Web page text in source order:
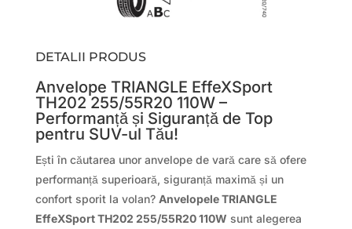
DETALII PRODUS
Anvelope TRIANGLE EffeXSport
TH202 255/55R20 110W –
Performanță și Siguranță de Top
pentru SUV-ul Tău!
Ești în căutarea unor anvelope de vară care să ofere
performanță superioară, siguranță maximă și un
confort sporit la volan? Anvelopele TRIANGLE
EffeXSport TH202 255/55R20 110W sunt alegerea